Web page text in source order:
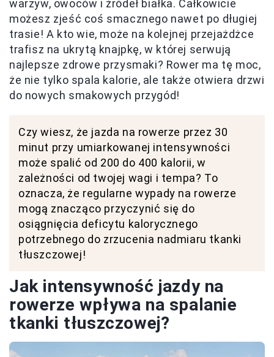
warzyw, owoców i źródeł białka. Całkowicie
możesz zjeść coś smacznego nawet po długiej
trasie! A kto wie, może na kolejnej przejażdżce
trafisz na ukrytą knajpkę, w której serwują
najlepsze zdrowe przysmaki? Rower ma tę moc,
że nie tylko spala kalorie, ale także otwiera drzwi
do nowych smakowych przygód!
Czy wiesz, że jazda na rowerze przez 30
minut przy umiarkowanej intensywności
może spalić od 200 do 400 kalorii, w
zależności od twojej wagi i tempa? To
oznacza, że regularne wypady na rowerze
mogą znacząco przyczynić się do
osiągnięcia deficytu kalorycznego
potrzebnego do zrzucenia nadmiaru tkanki
tłuszczowej!
Jak intensywność jazdy na
rowerze wpływa na spalanie
tkanki tłuszczowej?